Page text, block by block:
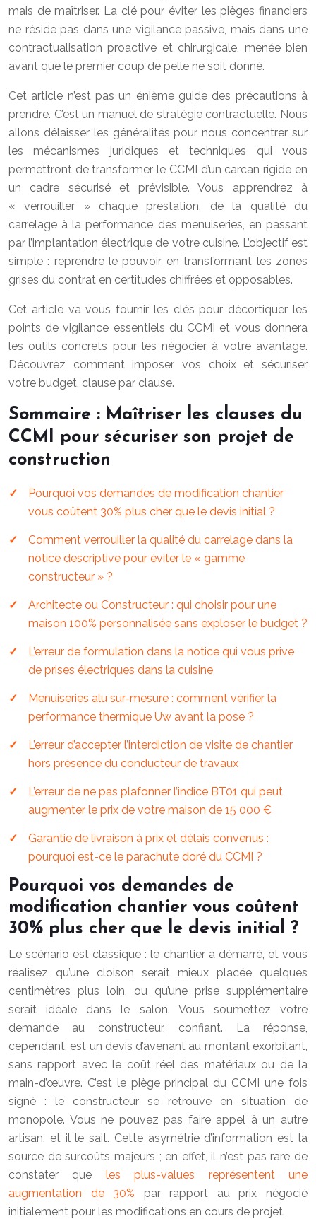
mais de maîtriser. La clé pour éviter les pièges financiers
ne réside pas dans une vigilance passive, mais dans une
contractualisation proactive et chirurgicale, menée bien
avant que le premier coup de pelle ne soit donné.
Cet article n’est pas un énième guide des précautions à
prendre. C’est un manuel de stratégie contractuelle. Nous
allons délaisser les généralités pour nous concentrer sur
les mécanismes juridiques et techniques qui vous
permettront de transformer le CCMI d’un carcan rigide en
un cadre sécurisé et prévisible. Vous apprendrez à
« verrouiller » chaque prestation, de la qualité du
carrelage à la performance des menuiseries, en passant
par l’implantation électrique de votre cuisine. L’objectif est
simple : reprendre le pouvoir en transformant les zones
grises du contrat en certitudes chiffrées et opposables.
Cet article va vous fournir les clés pour décortiquer les
points de vigilance essentiels du CCMI et vous donnera
les outils concrets pour les négocier à votre avantage.
Découvrez comment imposer vos choix et sécuriser
votre budget, clause par clause.
Sommaire : Maîtriser les clauses du
CCMI pour sécuriser son projet de
construction
Pourquoi vos demandes de modification chantier
vous coûtent 30% plus cher que le devis initial ?
Comment verrouiller la qualité du carrelage dans la
notice descriptive pour éviter le « gamme
constructeur » ?
Architecte ou Constructeur : qui choisir pour une
maison 100% personnalisée sans exploser le budget ?
L’erreur de formulation dans la notice qui vous prive
de prises électriques dans la cuisine
Menuiseries alu sur-mesure : comment vérifier la
performance thermique Uw avant la pose ?
L’erreur d’accepter l’interdiction de visite de chantier
hors présence du conducteur de travaux
L’erreur de ne pas plafonner l’indice BT01 qui peut
augmenter le prix de votre maison de 15 000 €
Garantie de livraison à prix et délais convenus :
pourquoi est-ce le parachute doré du CCMI ?
Pourquoi vos demandes de
modification chantier vous coûtent
30% plus cher que le devis initial ?
Le scénario est classique : le chantier a démarré, et vous
réalisez qu’une cloison serait mieux placée quelques
centimètres plus loin, ou qu’une prise supplémentaire
serait idéale dans le salon. Vous soumettez votre
demande au constructeur, confiant. La réponse,
cependant, est un devis d’avenant au montant exorbitant,
sans rapport avec le coût réel des matériaux ou de la
main-d’œuvre. C’est le piège principal du CCMI une fois
signé : le constructeur se retrouve en situation de
monopole. Vous ne pouvez pas faire appel à un autre
artisan, et il le sait. Cette asymétrie d’information est la
source de surcoûts majeurs ; en effet, il n’est pas rare de
constater que les plus-values représentent une
augmentation de 30% par rapport au prix négocié
initialement pour les modifications en cours de projet.